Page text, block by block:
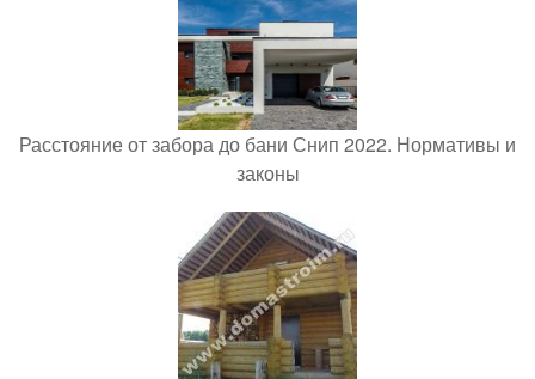
Расстояние от забора до бани Снип 2022. Нормативы и
законы